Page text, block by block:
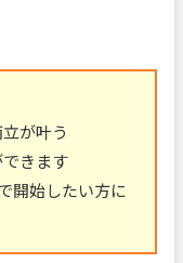
が叶う
きます
開始したい方に